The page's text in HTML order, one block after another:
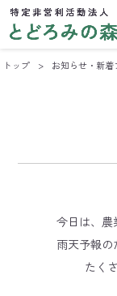
トップ > お知らせ・新着
今日は、農
雨天予報の
たく